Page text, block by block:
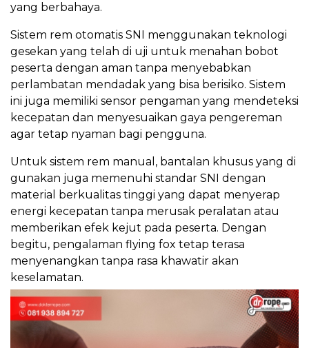
yang berbahaya.
Sistem rem otomatis SNI menggunakan teknologi
gesekan yang telah di uji untuk menahan bobot
peserta dengan aman tanpa menyebabkan
perlambatan mendadak yang bisa berisiko. Sistem
ini juga memiliki sensor pengaman yang mendeteksi
kecepatan dan menyesuaikan gaya pengereman
agar tetap nyaman bagi pengguna.
Untuk sistem rem manual, bantalan khusus yang di
gunakan juga memenuhi standar SNI dengan
material berkualitas tinggi yang dapat menyerap
energi kecepatan tanpa merusak peralatan atau
memberikan efek kejut pada peserta. Dengan
begitu, pengalaman flying fox tetap terasa
menyenangkan tanpa rasa khawatir akan
keselamatan.